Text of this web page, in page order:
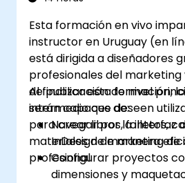
Actualización de
Creación de un visor
MenuBuilder
Esta formación en vivo
instructor en Uruguay (en
está dirigida a diseñadores
profesionales del marketing
de publicación de nivel
intermedio que deseen
para crear libros, folletos,
materiales de marketing de
profesional.
Al finalizar esta formación,
serán capaces de:
Navegar por la interfaz
InDesign de manera
Configurar proyectos
dimensiones y